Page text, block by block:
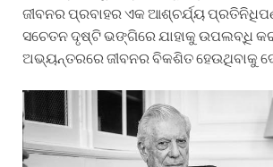
ଜୀବନର ପ୍ରବାହର ଏକ ଆଶ୍ଚର୍ଯ୍ୟ
ସଚେତନ ଦୃଷ୍ଟି ଭଙ୍ଗିରେ ଯାହାକୁ ଉପଲବ୍ଧି
ଅଭ୍ୟନ୍ତରରେ ଜୀବନର ବିକଶିତ ହେଉଥିବାକୁ